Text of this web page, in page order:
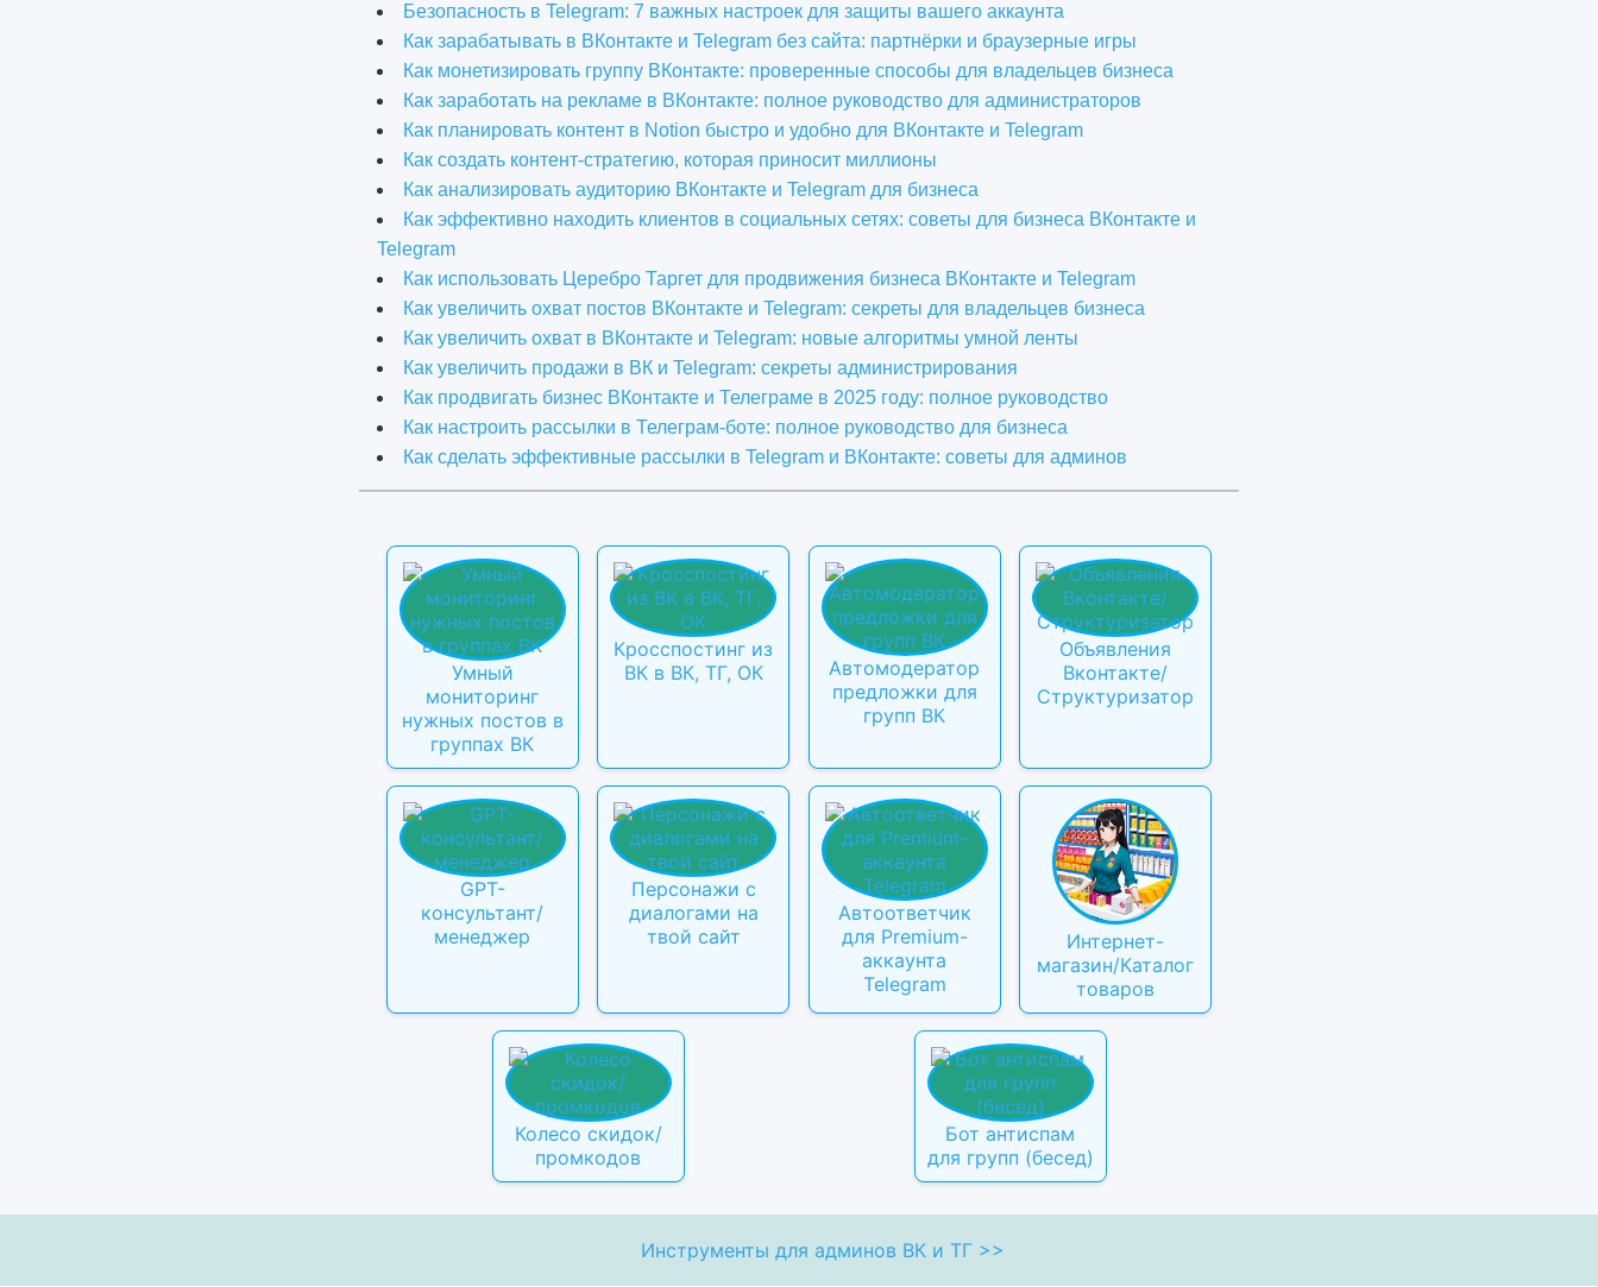
Безопасность в Telegram: 7 важных настроек для защиты вашего аккаунта
Как зарабатывать в ВКонтакте и Telegram без сайта: партнёрки и браузерные игры
Как монетизировать группу ВКонтакте: проверенные способы для владельцев бизнеса
Как заработать на рекламе в ВКонтакте: полное руководство для администраторов
Как планировать контент в Notion быстро и удобно для ВКонтакте и Telegram
Как создать контент-стратегию, которая приносит миллионы
Как анализировать аудиторию ВКонтакте и Telegram для бизнеса
Как эффективно находить клиентов в социальных сетях: советы для бизнеса ВКонтакте и
Telegram
Как использовать Церебро Таргет для продвижения бизнеса ВКонтакте и Telegram
Как увеличить охват постов ВКонтакте и Telegram: секреты для владельцев бизнеса
Как увеличить охват в ВКонтакте и Telegram: новые алгоритмы умной ленты
Как увеличить продажи в ВК и Telegram: секреты администрирования
Как продвигать бизнес ВКонтакте и Телеграме в 2025 году: полное руководство
Как настроить рассылки в Телеграм-боте: полное руководство для бизнеса
Как сделать эффективные рассылки в Telegram и ВКонтакте: советы для админов
Умный
мониторинг
нужных постов в
группах ВК
Кросспостинг из
ВК в ВК, ТГ, ОК
Автомодератор
предложки для
групп ВК
Объявления
Вконтакте/
Структуризатор
GPT-
консультант/
менеджер
Персонажи с
диалогами на
твой сайт
Автоответчик
для Premium-
аккаунта
Telegram
Интернет-
магазин/Каталог
товаров
Колесо скидок/
промкодов
Бот антиспам
для групп (бесед)
Инструменты для админов ВК и ТГ >>